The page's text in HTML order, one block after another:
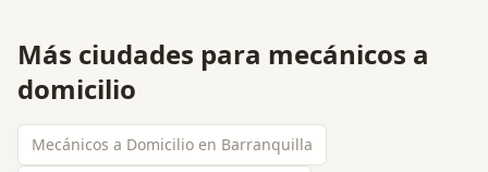
Más ciudades para mecánicos a
domicilio
Mecánicos a Domicilio en Barranquilla